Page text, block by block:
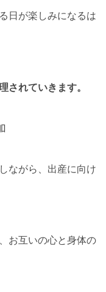
日が楽しみになるは
されていきます。
ながら、出産に向け
お互いの心と身体の